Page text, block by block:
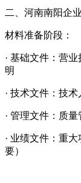
二、河南南阳企
材料准备阶段：
· 基础文件：营
明
· 技术文件：技
· 管理文件：质
· 业绩文件：重
要）